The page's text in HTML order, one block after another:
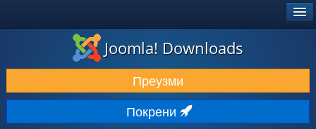
ПРЕУЗИМАЊЕ И ПРОШИРЕЊА (ЕКСТЕНЗИЈЕ)
ОТКРИЈТЕ И НАУЧИТЕ
ЗАЈЕДНИЦА И ПОДРШКА
Joomla! Downloads
Преузми
Покрени